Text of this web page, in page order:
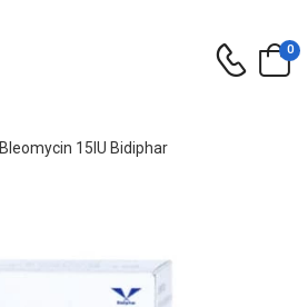
0
Bleomycin 15IU Bidiphar